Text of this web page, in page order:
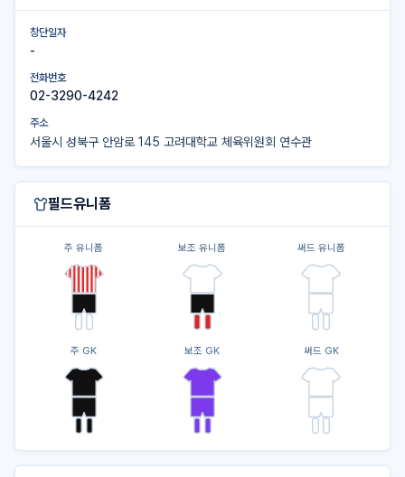
창단일자
-
전화번호
02-3290-4242
주소
서울시 성북구 안암로 145 고려대학교 체육위원회 연수관
필드유니폼
주 유니폼 보조 유니폼 써드 유니폼
주 GK 보조 GK 써드 GK